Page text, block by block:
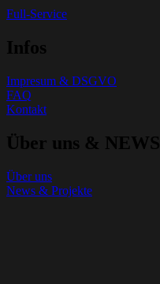
Full-Service
Infos
Impresum & DSGVO
FAQ
Kontakt
Über uns & NEWS
Über uns
News & Projekte